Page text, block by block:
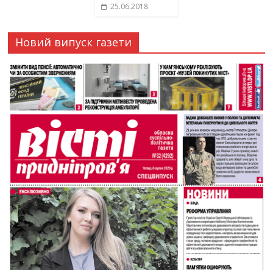
25.06.2018
Новий випуск газети